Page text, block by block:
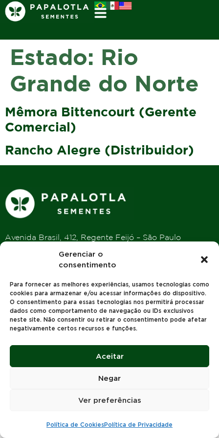
Gerenciar o
consentimento
Para fornecer as melhores experiências, usamos tecnologias como
cookies para armazenar e/ou acessar informações do dispositivo.
O consentimento para essas tecnologias nos permitirá processar
dados como comportamento de navegação ou IDs exclusivos
neste site. Não consentir ou retirar o consentimento pode afetar
negativamente certos recursos e funções.
Aceitar
Negar
Ver preferências
Política de CookiesPolítica de Privacidade
Estado: Rio
Grande do Norte
Mêmora Bittencourt (Gerente
Comercial)
Rancho Alegre (Distribuidor)
Avenida Brasil, 412, Regente Feijó – São Paulo
Política de PrivacidadePolítica de CookiesTermos de Uso
Academia Papalotla
2023 © Todos os Direitos reservados | Papalotla Sementes |